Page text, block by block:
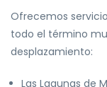
Ofrecemos
todo el término
desplazamiento:
Las Lagunas de